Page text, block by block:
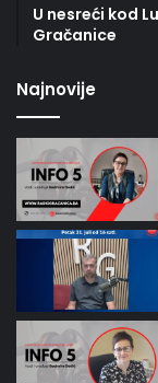
U nesreći kod
Gračanice
Najnovije